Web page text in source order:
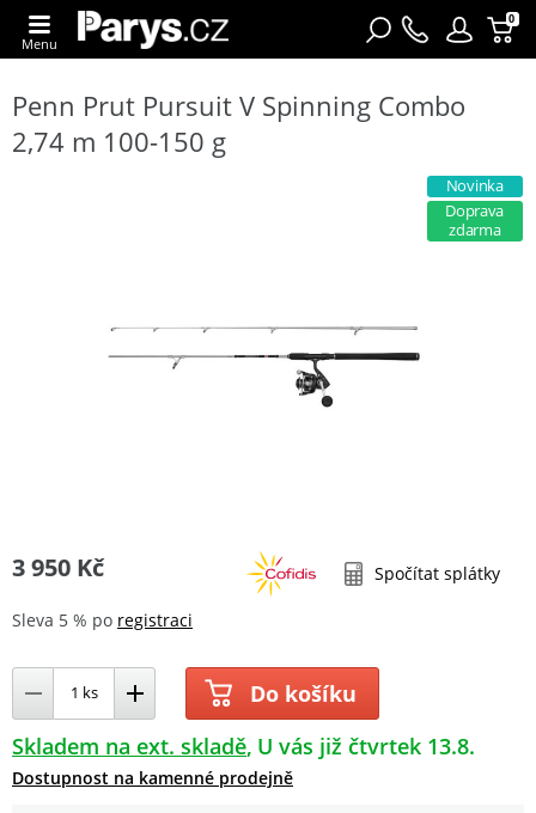
0
Menu
Penn Prut Pursuit V Spinning Combo
2,74 m 100-150 g
Novinka
Doprava
zdarma
3 950 Kč Spočítat splátky
Sleva 5 % po registraci
Do košíku
Skladem na ext. skladě U vás již čtvrtek 13.8.
Dostupnost na kamenné prodejně